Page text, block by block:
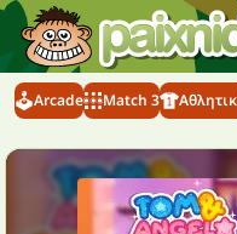
Arcade Match 3